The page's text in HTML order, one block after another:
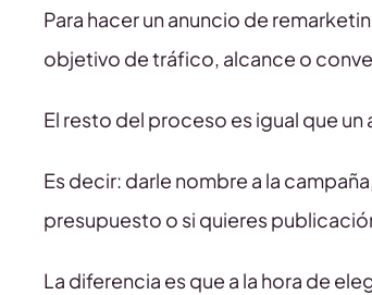
Para hacer un anuncio de
objetivo de tráfico, alcance o
El resto del proceso es igual que un
Es decir: darle nombre a la
presupuesto o si quieres
La diferencia es que a la hora de